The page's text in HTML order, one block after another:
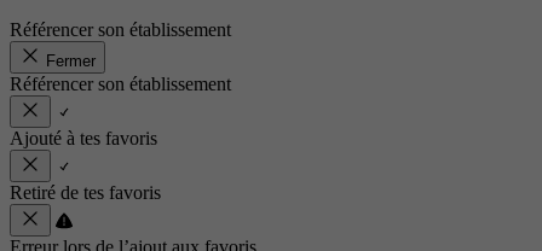
Référencer son établissement
Fermer
Référencer son établissement
Ajouté à tes favoris
Retiré de tes favoris
Erreur lors de l’ajout aux favoris